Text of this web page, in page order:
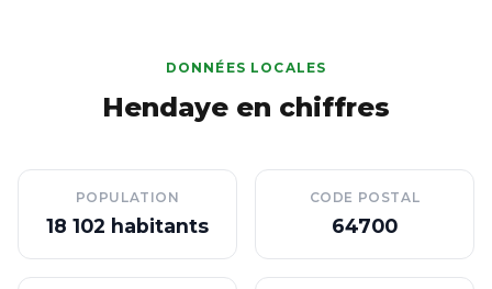
DONNÉES LOCALES
Hendaye en chiffres
POPULATION
18 102 habitants
CODE POSTAL
64700